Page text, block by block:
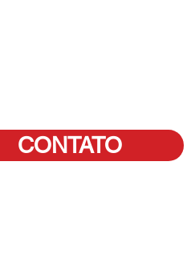
CONTATO